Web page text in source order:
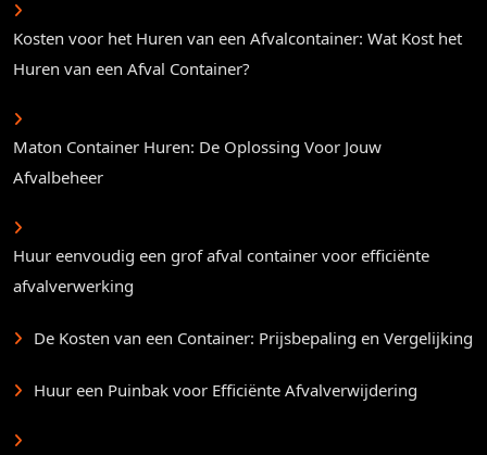
Kosten voor het Huren van een Afvalcontainer: Wat Kost het
Huren van een Afval Container?
Maton Container Huren: De Oplossing Voor Jouw
Afvalbeheer
Huur eenvoudig een grof afval container voor efficiënte
afvalverwerking
De Kosten van een Container: Prijsbepaling en Vergelijking
Huur een Puinbak voor Efficiënte Afvalverwijdering